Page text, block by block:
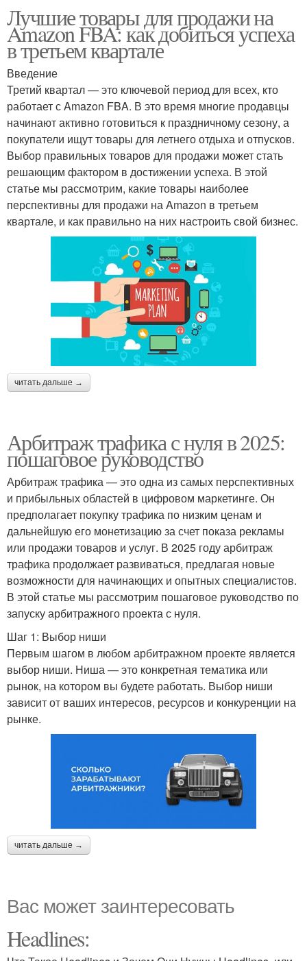
Лучшие товары для продажи на
Amazon FBA: как добиться успеха
в третьем квартале
Введение
Третий квартал — это ключевой период для всех, кто
работает с Amazon FBA. В это время многие продавцы
начинают активно готовиться к праздничному сезону, а
покупатели ищут товары для летнего отдыха и отпусков.
Выбор правильных товаров для продажи может стать
решающим фактором в достижении успеха. В этой
статье мы рассмотрим, какие товары наиболее
перспективны для продажи на Amazon в третьем
квартале, и как правильно на них настроить свой бизнес.
читать дальше →
Арбитраж трафика с нуля в 2025:
пошаговое руководство
Арбитраж трафика — это одна из самых перспективных
и прибыльных областей в цифровом маркетинге. Он
предполагает покупку трафика по низким ценам и
дальнейшую его монетизацию за счет показа рекламы
или продажи товаров и услуг. В 2025 году арбитраж
трафика продолжает развиваться, предлагая новые
возможности для начинающих и опытных специалистов.
В этой статье мы рассмотрим пошаговое руководство по
запуску арбитражного проекта с нуля.
Шаг 1: Выбор ниши
Первым шагом в любом арбитражном проекте является
выбор ниши. Ниша — это конкретная тематика или
рынок, на котором вы будете работать. Выбор ниши
зависит от ваших интересов, ресурсов и конкуренции на
рынке.
читать дальше →
Вас может заинтересовать
Headlines: